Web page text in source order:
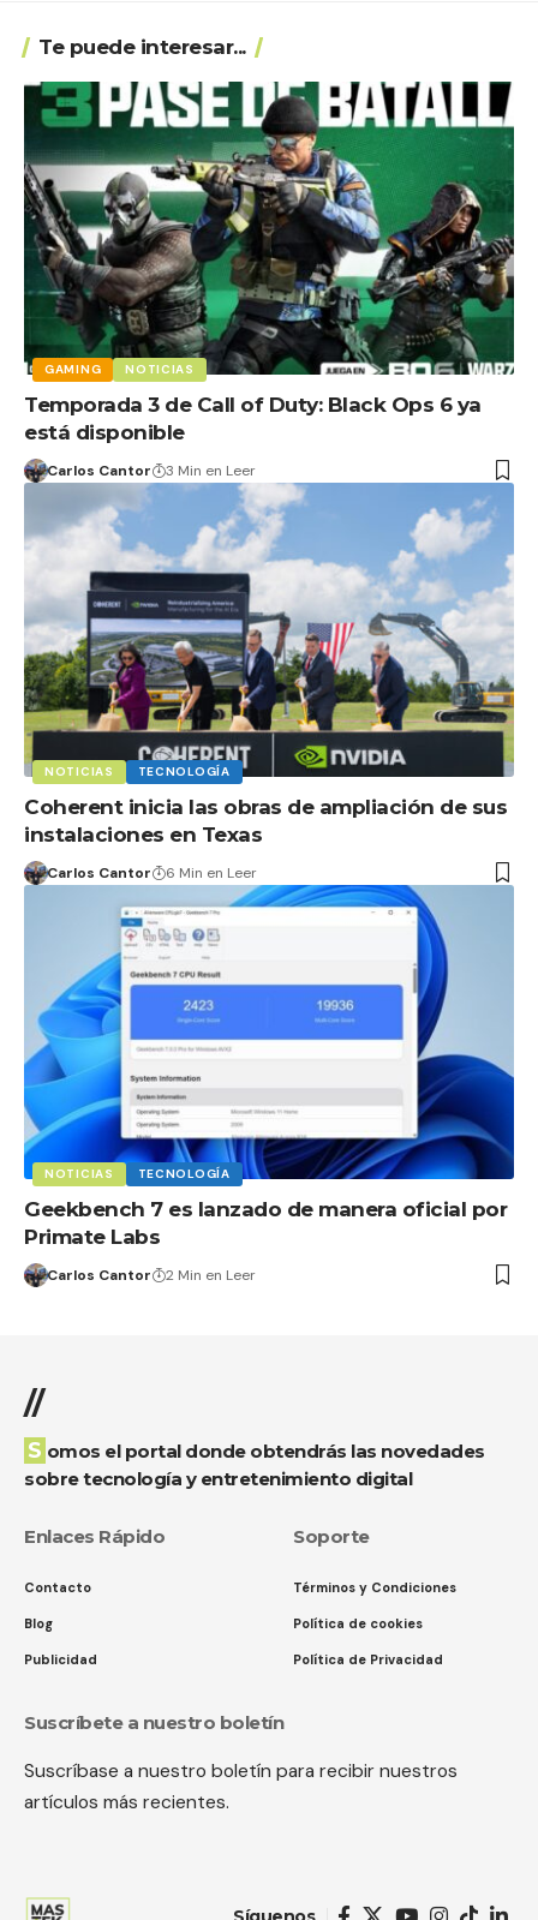
Te puede interesar...
GAMING NOTICIAS
Temporada 3 de Call of Duty: Black Ops 6 ya
está disponible
Carlos Cantor 3 Min en Leer
NOTICIAS TECNOLOGÍA
Coherent inicia las obras de ampliación de sus
instalaciones en Texas
Carlos Cantor 6 Min en Leer
NOTICIAS TECNOLOGÍA
Geekbench 7 es lanzado de manera oficial por
Primate Labs
Carlos Cantor 2 Min en Leer
//
Somos el portal donde obtendrás las novedades
sobre tecnología y entretenimiento digital
Enlaces Rápido
Contacto
Blog
Publicidad
Soporte
Términos y Condiciones
Política de cookies
Política de Privacidad
Suscríbete a nuestro boletín
Suscríbase a nuestro boletín para recibir nuestros
artículos más recientes.